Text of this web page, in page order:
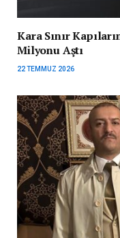
Kara Sınır
Milyonu Aştı
22 TEMMUZ 2026